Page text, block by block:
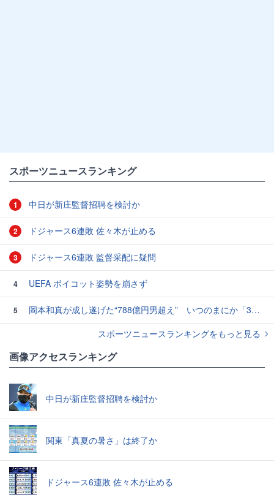
スポーツニュースランキング
1 中日が新庄監督招聘を検討か
2 ドジャース6連敗 佐々木が止める
3 ドジャース6連敗 監督采配に疑問
4 UEFA ボイコット姿勢を崩さず
5
岡本和真が成し遂げた“788億円男超え” いつのまにか「3位」…見据える球団記録更新
スポーツニュースランキングをもっと見る
画像アクセスランキング
中日が新庄監督招聘を検討か
関東「真夏の暑さ」は終了か
ドジャース6連敗 佐々木が止める